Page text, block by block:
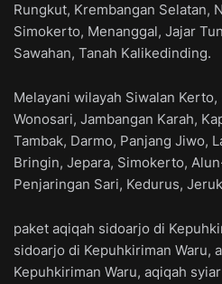
Rungkut, Krembangan Selatan,
Simokerto, Menanggal, Jajar
Sawahan, Tanah Kalikedinding.
Melayani wilayah Siwalan
Wonosari, Jambangan Karah,
Tambak, Darmo, Panjang Jiwo,
Bringin, Jepara, Simokerto,
Penjaringan Sari, Kedurus,
paket aqiqah sidoarjo di
sidoarjo di Kepuhkiriman Waru,
Kepuhkiriman Waru, aqiqah